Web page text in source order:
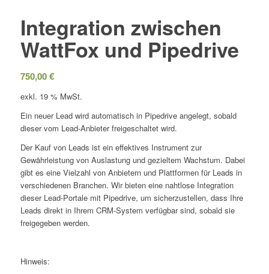
Integration zwischen
WattFox und Pipedrive
750,00€
exkl. 19 % MwSt.
Ein neuer Lead wird automatisch in Pipedrive angelegt, sobald
dieser vom Lead-Anbieter freigeschaltet wird.
Der Kauf von Leads ist ein effektives Instrument zur
Gewährleistung von Auslastung und gezieltem Wachstum. Dabei
gibt es eine Vielzahl von Anbietern und Plattformen für Leads in
verschiedenen Branchen. Wir bieten eine nahtlose Integration
dieser Lead-Portale mit Pipedrive, um sicherzustellen, dass Ihre
Leads direkt in Ihrem CRM-System verfügbar sind, sobald sie
freigegeben werden.
Hinweis: